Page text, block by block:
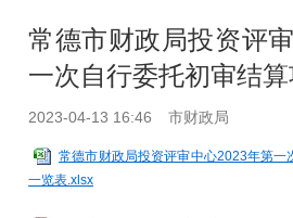
常德市财政局投资评
一次自行委托初审结
2023-04-13 16:46 市财政局
常德市财政局投资评审中心2023年第一
一览表.xlsx